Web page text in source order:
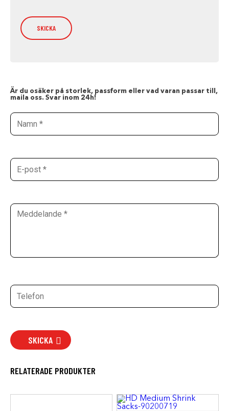
Är du osäker på storlek, passform eller vad varan passar till,
maila oss. Svar inom 24h!
SKICKA
RELATERADE PRODUKTER